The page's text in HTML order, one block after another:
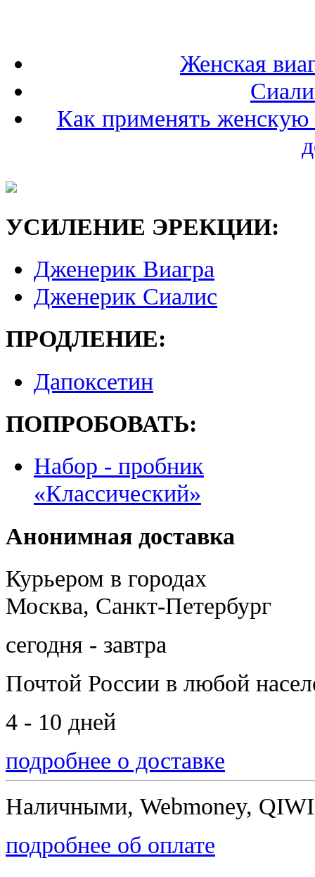
Женская
Как применять женскую
УСИЛЕНИЕ ЭРЕКЦИИ:
Дженерик Виагра
Дженерик Сиалис
ПРОДЛЕНИЕ:
Дапоксетин
ПОПРОБОВАТЬ:
Набор - пробник
«Классический»
Анонимная доставка
Курьером в городах
Москва, Санкт-Петербург
сегодня - завтра
Почтой России в любой
4 - 10 дней
подробнее о доставке
Наличными, Webmoney,
подробнее об оплате